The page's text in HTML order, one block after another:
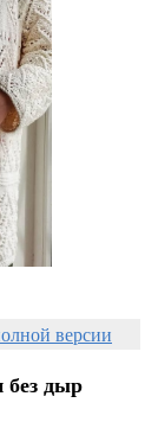
версии
без дыр